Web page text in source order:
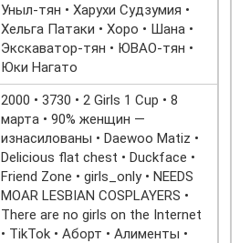
Уныл-тян • Харухи Судзумия •
Хельга Патаки • Хоро • Шана •
Экскаватор-тян • ЮВАО-тян •
Юки Нагато
2000 • 3730 • 2 Girls 1 Cup • 8
марта • 90% женщин —
изнасилованы • Daewoo Matiz •
Delicious flat chest • Duckface •
Friend Zone • girls_only • NEEDS
MOAR LESBIAN COSPLAYERS •
There are no girls on the Internet
• TikTok • Аборт • Алименты •